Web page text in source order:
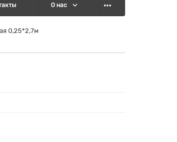
О нас
0,25*2,7м